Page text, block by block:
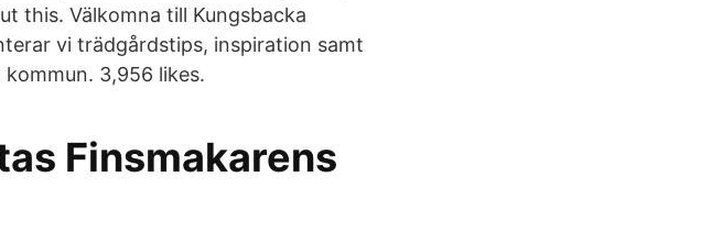
this. Välkomna till Kungsbacka
vi trädgårdstips, inspiration samt
kommun. 3,956 likes.
Finsmakarens